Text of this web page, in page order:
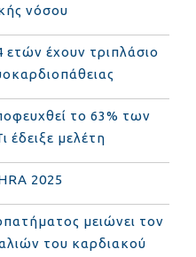
νόσου
ετών έχουν τριπλάσιο
το 63% των
μελέτη
2025
μειώνει τον
του καρδιακού